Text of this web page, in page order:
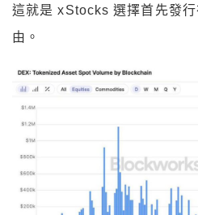
這就是 xStocks 選擇首先發
由。